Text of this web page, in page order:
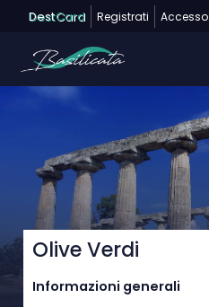
DestCard Registrati Accesso
Olive Verdi
Informazioni generali